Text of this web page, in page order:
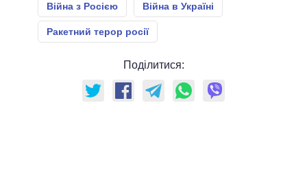
Війна з Росією Війна в Україні
Ракетний терор росії
Поділитися: